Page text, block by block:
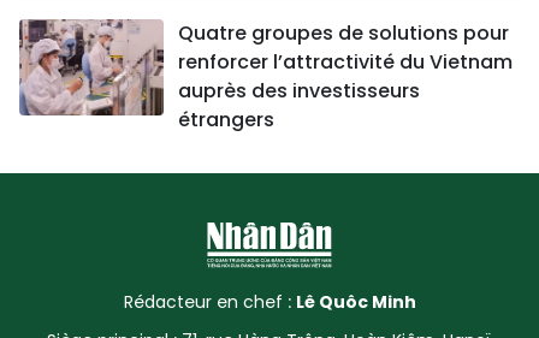
Quatre groupes de solutions pour
renforcer l’attractivité du Vietnam
auprès des investisseurs
étrangers
Rédacteur en chef : Lê Quôc Minh